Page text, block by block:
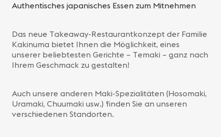
Authentisches japanisches Essen zum Mitnehmen
Das neue Takeaway-Restaurantkonzept der Familie
Kakinuma bietet Ihnen die Möglichkeit, eines
unserer beliebtesten Gerichte – Temaki – ganz nach
Ihrem Geschmack zu gestalten!
Auch unsere anderen Maki-Spezialitäten (Hosomaki,
Uramaki, Chuumaki usw.) finden Sie an unseren
verschiedenen Standorten.